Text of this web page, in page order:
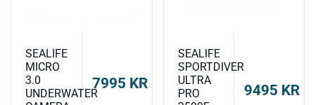
SEALIFE
MICRO
3.0
UNDERWATER
7995 KR
SEALIFE
SPORTDIVER
ULTRA
PRO
9495 KR